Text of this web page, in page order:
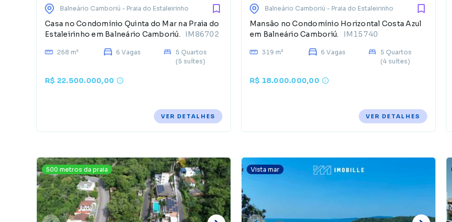
Balneário Camboriú - Praia do Estaleirinho
Casa no Condomínio Quinta do Mar na Praia do
Estaleirinho em Balneário Camboriú.
IM86702
268 m² 6 Vagas
5 Quartos
(5 suítes)
R$ 22.500.000,00
VER DETALHES
Balneário Camboriú - Praia do Estaleirinho
Mansão no Condomínio Horizontal Costa Azul
em Balneário Camboriú.
IM15740
319 m² 6 Vagas
5 Quartos
(4 suítes)
R$ 18.000.000,00
VER DETALHES
500 metros da praia Vista mar